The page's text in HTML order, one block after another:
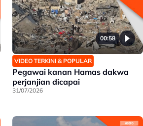
00:58
VIDEO TERKINI & POPULAR
Pegawai kanan Hamas dakwa
perjanjian dicapai
31/07/2026